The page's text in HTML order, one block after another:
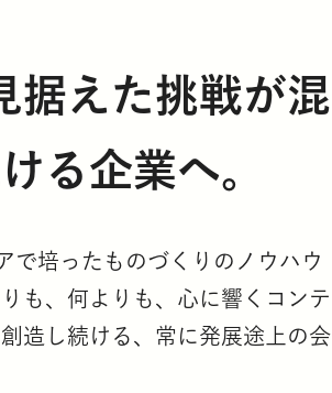
据えた挑戦が混
る企業へ。
で培ったものづくりのノウハウ
も、何よりも、心に響くコンテ
造し続ける、常に発展途上の会